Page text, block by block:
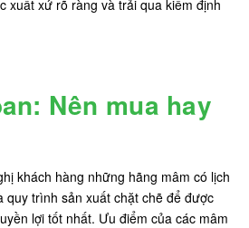
xuất xứ rõ ràng và trải qua kiểm định
Nên mua hay
khách hàng những hãng mâm có lịch
quy trình sản xuất chặt chẽ để được
lợi tốt nhất. Ưu điểm của các mâm